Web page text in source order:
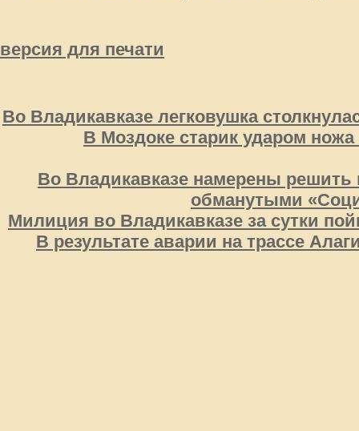
версия для печати
Во Владикавказе легковушка
В Моздоке старик ударом
Во Владикавказе намерены решить
обманутыми
Милиция во Владикавказе за сутки
В результате аварии на трассе